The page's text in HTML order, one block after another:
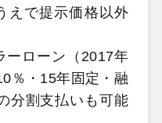
えで提示価格以外
ローン（2017年
％・15年固定・融
分割支払いも可能